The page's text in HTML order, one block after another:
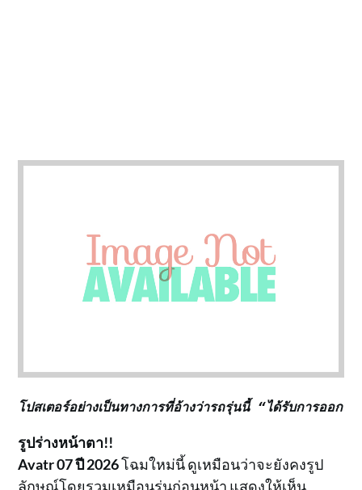
โปสเตอร์อย่างเป็นทางการที่อ้างว่ารถรุ่นนี้ “ได้รับการออ
รูปร่างหน้าตา!!
Avatr 07 ปี 2026โฉมใหม่นี้ ดูเหมือนว่าจะยังคงรูป
ลักษณ์โดยรวมเหมือนรุ่นก่อนหน้า แสดงให้เห็น